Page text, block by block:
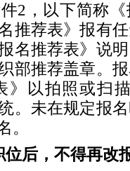
2，以下简称
推荐表》报有
名推荐表》说
部推荐盖章。
》以拍照或扫
。未在规定报
。
后，不得再改